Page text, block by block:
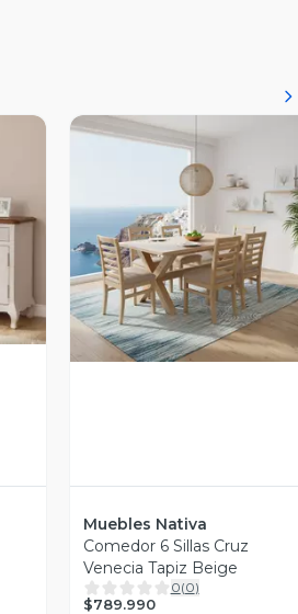
Vista Previa
Muebles Nativa
Comedor 6 Sillas Cruz
Venecia Tapiz Beige
0(0)
$789.990